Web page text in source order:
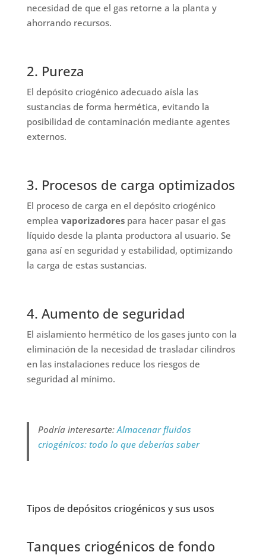
necesidad de que el gas retorne a la planta y
ahorrando recursos.
2. Pureza
El depósito criogénico adecuado aísla las
sustancias de forma hermética, evitando la
posibilidad de contaminación mediante agentes
externos.
3. Procesos de carga optimizados
El proceso de carga en el depósito criogénico
emplea vaporizadores para hacer pasar el gas
líquido desde la planta productora al usuario. Se
gana así en seguridad y estabilidad, optimizando
la carga de estas sustancias.
4. Aumento de seguridad
El aislamiento hermético de los gases junto con la
eliminación de la necesidad de trasladar cilindros
en las instalaciones reduce los riesgos de
seguridad al mínimo.
Podría interesarte: Almacenar fluidos
criogénicos: todo lo que deberías saber
Tipos de depósitos criogénicos y sus usos
Tanques criogénicos de fondo